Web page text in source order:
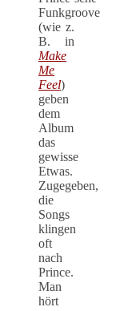
Funkgroove
(wie z.
B. in
Make
Me
Feel)
geben
dem
Album
das
gewisse
Etwas.
Zugegeben,
die
Songs
klingen
oft
nach
Prince.
Man
hört